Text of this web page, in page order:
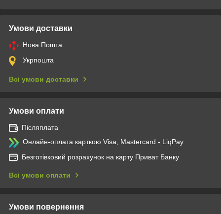
Умови доставки
Нова Пошта
Укрпошта
Всі умови доставки
Умови оплати
Післяплата
Онлайн-оплата карткою Visa, Mastercard - LiqPay
Безготівковий розрахунок на карту Приват Банку
Всі умови оплати
Умови повернення